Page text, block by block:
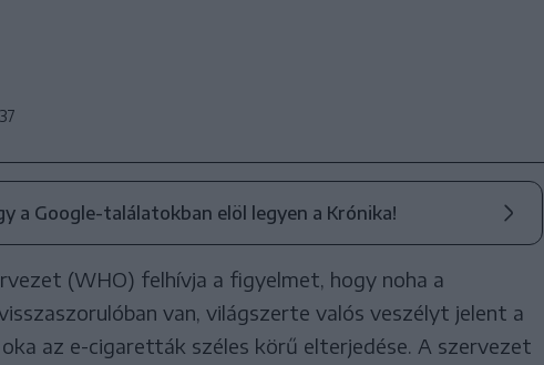
a Google-találatokban elöl legyen a Krónika!
(WHO) felhívja a figyelmet, hogy noha a
van, világszerte valós veszélyt jelent a
az e-cigaretták széles körű elterjedése. A szervezet